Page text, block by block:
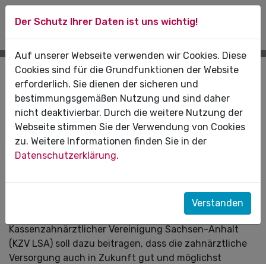
Pressemitteilungen
06.07.2022
Gardelegen und KZV LSA vereinbaren
Kooperation
steht eine Ruhestandswelle bevor. Auch die
Hansestadt Gardelegen bleibt nicht verschont. Ein
gemeinsames Nachwuchsprogramm von Stadt und
Kassenzahnärztlicher Vereinigung Sachsen-Anhalt
(KZV LSA) soll dazu beitragen, dass die zahnärztliche
Versorgung auch in Zukunft gut und möglichst
Der Schutz Ihrer Daten ist uns wichtig!
Auf unserer Webseite verwenden wir Cookies. Diese
Cookies sind für die Grundfunktionen der Website
erforderlich. Sie dienen der sicheren und
bestimmungsgemäßen Nutzung und sind daher
nicht deaktivierbar. Durch die weitere Nutzung der
Webseite stimmen Sie der Verwendung von Cookies
zu. Weitere Informationen finden Sie in der
Datenschutzerklärung.
Verstanden